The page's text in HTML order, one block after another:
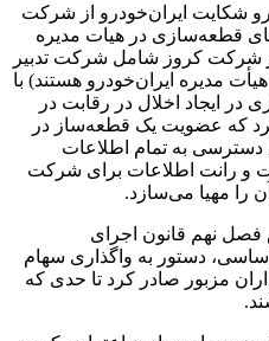
رقابت در اسفند ۱۴۰۱، پیرو شکایت ایران‌خودرو از شرکت
قطعه‌سازی در هیات مدیره
شرکت کروز شامل شرکت تدبیر
هیأت مدیره ایران‌خودرو هستند) با
در ایجاد اخلال در رقابت در
که عضویت یک قطعه‌ساز در
دسترسی به تمام اطلاعات
و رانت اطلاعات برای شرکت
را مهیا می‌سازد.
فصل نهم قانون اجرای
اصل ۴۴ قانون اساسی، دستور به واگذاری سهام
مزبور صادر کرد تا حدی که